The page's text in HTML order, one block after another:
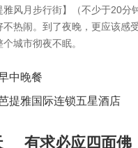
风月步行街】（不少于20分
不热闹。到了夜晚，更应该感
城市彻夜不眠。
中晚餐
提雅国际连锁五星酒店
有求必应四面佛